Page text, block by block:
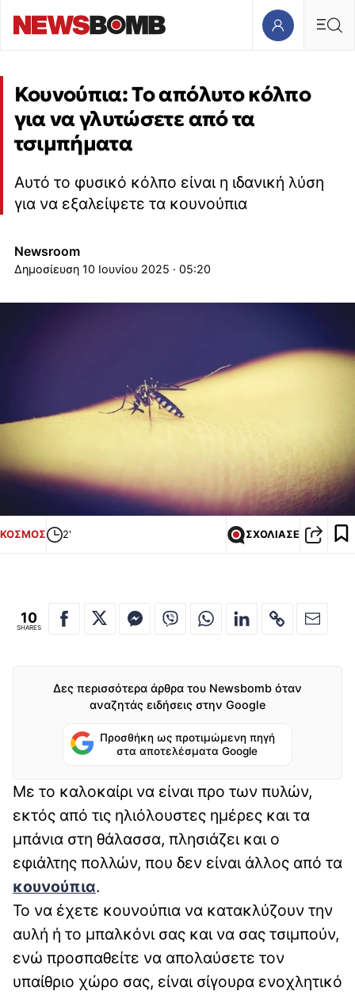
Κουνούπια: Το απόλυτο κόλπο
για να γλυτώσετε από τα
τσιμπήματα
Αυτό το φυσικό κόλπο είναι η ιδανική λύση
για να εξαλείψετε τα κουνούπια
Newsroom
10 Ιουνίου 2025 · 05:20
ΚΟΣΜΟΣ 2' ΣΧΟΛΙΑΣΕ
10
SHARES
Δες περισσότερα άρθρα του Newsbomb όταν
αναζητάς ειδήσεις στην Google
Προσθήκη ως προτιμώμενη πηγή
στα αποτελέσματα Google
Με το καλοκαίρι να είναι προ των πυλών,
εκτός από τις ηλιόλουστες ημέρες και τα
μπάνια στη θάλασσα, πλησιάζει και ο
εφιάλτης πολλών, που δεν είναι άλλος από τα
κουνούπια.
Το να έχετε κουνούπια να κατακλύζουν την
αυλή ή το μπαλκόνι σας και να σας τσιμπούν,
ενώ προσπαθείτε να απολαύσετε τον
υπαίθριο χώρο σας, είναι σίγουρα ενοχλητικό